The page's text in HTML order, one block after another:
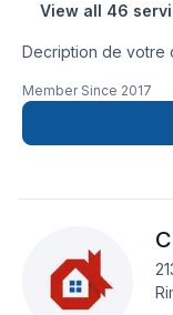
View all 46
Decription de votre
Member Since 2017